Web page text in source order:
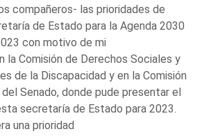
compañeros- las prioridades de
de Estado para la Agenda 2030
con motivo de mi
la Comisión de Derechos Sociales y
de la Discapacidad y en la Comisión
Senado, donde pude presentar el
secretaría de Estado para 2023.
una prioridad